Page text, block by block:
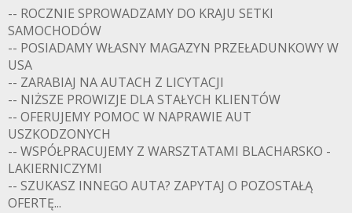
-- ROCZNIE SPROWADZAMY DO KRAJU SETKI
SAMOCHODÓW
-- POSIADAMY WŁASNY MAGAZYN PRZEŁADUNKOWY W
USA
-- ZARABIAJ NA AUTACH Z LICYTACJI
-- NIŻSZE PROWIZJE DLA STAŁYCH KLIENTÓW
-- OFERUJEMY POMOC W NAPRAWIE AUT
USZKODZONYCH
-- WSPÓŁPRACUJEMY Z WARSZTATAMI BLACHARSKO -
LAKIERNICZYMI
-- SZUKASZ INNEGO AUTA? ZAPYTAJ O POZOSTAŁĄ
OFERTĘ...